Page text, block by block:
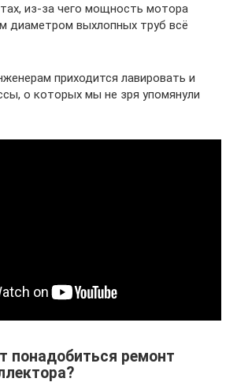
из-за чего мощность мотора
диаметром выхлопных труб всё
приходится лавировать и
о которых мы не зря упомянули
понадобиться ремонт